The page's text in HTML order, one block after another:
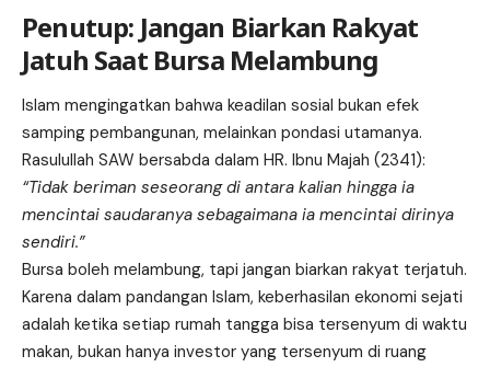
Penutup: Jangan Biarkan Rakyat
Jatuh Saat Bursa Melambung
Islam mengingatkan bahwa keadilan sosial bukan efek
samping pembangunan, melainkan pondasi utamanya.
Rasulullah SAW bersabda dalam HR. Ibnu Majah (2341):
“Tidak beriman seseorang di antara kalian hingga ia
mencintai saudaranya sebagaimana ia mencintai dirinya
sendiri.”
Bursa boleh melambung, tapi jangan biarkan rakyat terjatuh.
Karena dalam pandangan Islam, keberhasilan ekonomi sejati
adalah ketika setiap rumah tangga bisa tersenyum di waktu
makan, bukan hanya investor yang tersenyum di ruang